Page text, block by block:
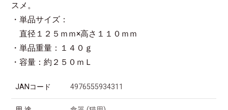
スメ。
・単品サイズ：
直径１２５ｍｍ×高さ１１０ｍｍ
・単品重量：１４０ｇ
・容量：約２５０ｍＬ
JANコード 4976555934311